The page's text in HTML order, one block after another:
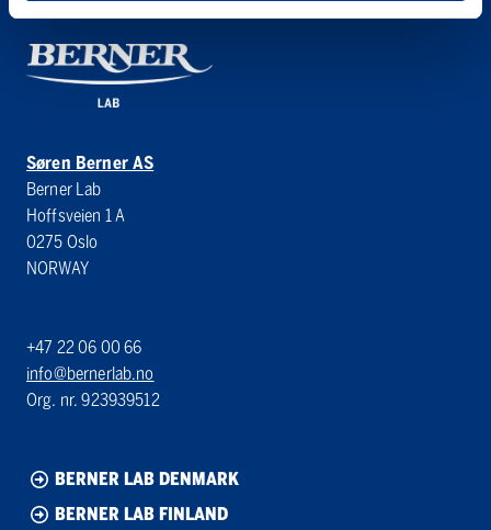
Søren Berner AS
Berner Lab
Hoffsveien 1 A
0275 Oslo
NORWAY
+47 22 06 00 66
info@bernerlab.no
Org. nr. 923939512
BERNER LAB DENMARK
BERNER LAB FINLAND